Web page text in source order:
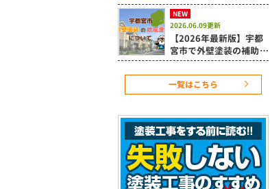
電・蓄電池・活用方法を
解説
NEW
2026.06.09更新
【2026年最新版】宇都
宮市で外壁塗装の補助金
は使える？令和8年度住
宅改修補助制度を解説
一覧はこちら